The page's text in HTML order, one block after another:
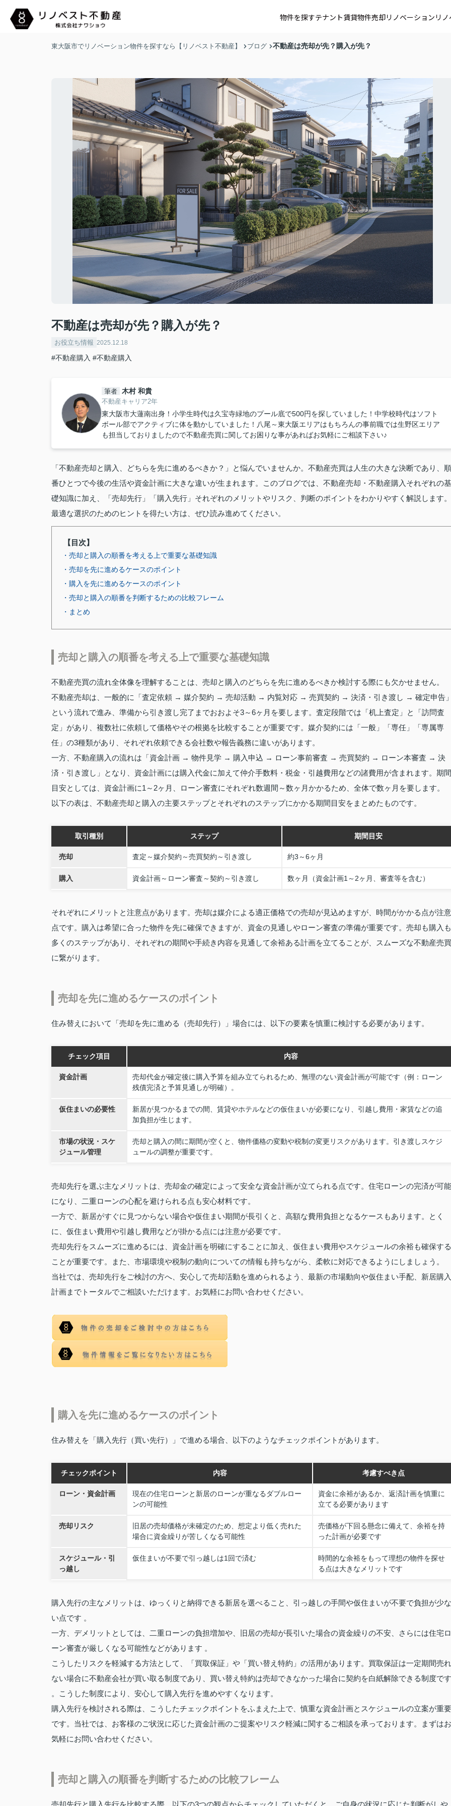
物件を探すテナント賃貸物件売却リノベーション リ
東大阪市でリノベーション物件を探すなら【リノベスト不動産】 ブログ 不動産は売却が先？購入が先？
不動産は売却が先？購入が先？
お役立ち情報 2025.12.18
#不動産購入 #不動産購入
筆者 木村 和貴
不動産キャリア2年
東大阪市大蓮南出身！小学生時代は久宝寺緑地のプール底で500円を探していました！中学校時代はソフト
ボール部でアクティブに体を動かしていました！八尾～東大阪エリアはもちろんの事前職では生野区エリア
も担当しておりましたので不動産売買に関してお困りな事があればお気軽にご相談下さい♪
「不動産売却と購入、どちらを先に進めるべきか？」と悩んでいませんか。不動産売買は人生の大きな決断であり、順
番ひとつで今後の生活や資金計画に大きな違いが生まれます。このブログでは、不動産売却・不動産購入それぞれの基
礎知識に加え、「売却先行」「購入先行」それぞれのメリットやリスク、判断のポイントをわかりやすく解説します。
最適な選択のためのヒントを得たい方は、ぜひ読み進めてください。
【目次】
・売却と購入の順番を考える上で重要な基礎知識
・売却を先に進めるケースのポイント
・購入を先に進めるケースのポイント
・売却と購入の順番を判断するための比較フレーム
・まとめ
売却と購入の順番を考える上で重要な基礎知識
不動産売買の流れ全体像を理解することは、売却と購入のどちらを先に進めるべきか検討する際にも欠かせません。
不動産売却は、一般的に「査定依頼 → 媒介契約 → 売却活動 → 内覧対応 → 売買契約 → 決済・引き渡し → 確定申告
という流れで進み、準備から引き渡し完了までおおよそ3～6ヶ月を要します。査定段階では「机上査定」と「訪問査
定」があり、複数社に依頼して価格やその根拠を比較することが重要です。媒介契約には「一般」「専任」「専属専
任」の3種類があり、それぞれ依頼できる会社数や報告義務に違いがあります。
一方、不動産購入の流れは「資金計画 → 物件見学 → 購入申込 → ローン事前審査 → 売買契約 → ローン本審査 → 決
済・引き渡し」となり、資金計画には購入代金に加えて仲介手数料・税金・引越費用などの諸費用が含まれます。期間
目安としては、資金計画に1～2ヶ月、ローン審査にそれぞれ数週間～数ヶ月かかるため、全体で数ヶ月を要します。
以下の表は、不動産売却と購入の主要ステップとそれぞれのステップにかかる期間目安をまとめたものです。
取引種別 ステップ 期間目安
売却 査定～媒介契約～売買契約～引き渡し 約3～6ヶ月
購入 資金計画～ローン審査～契約～引き渡し 数ヶ月（資金計画1～2ヶ月、審査等を含む）
それぞれにメリットと注意点があります。売却は媒介による適正価格での売却が見込めますが、時間がかかる点が注意
点です。購入は希望に合った物件を先に確保できますが、資金の見通しやローン審査の準備が重要です。売却も購入も
多くのステップがあり、それぞれの期間や手続き内容を見通して余裕ある計画を立てることが、スムーズな不動産売買
に繋がります。
売却を先に進めるケースのポイント
住み替えにおいて「売却を先に進める（売却先行）」場合には、以下の要素を慎重に検討する必要があります。
チェック項目 内容
資金計画
売却代金が確定後に購入予算を組み立てられるため、無理のない資金計画が可能です（例：ローン
残債完済と予算見通しが明確）。
仮住まいの必要性
新居が見つかるまでの間、賃貸やホテルなどの仮住まいが必要になり、引越し費用・家賃などの追
加負担が生じます。
市場の状況・スケ
ジュール管理
売却と購入の間に期間が空くと、物件価格の変動や税制の変更リスクがあります。引き渡しスケジ
ュールの調整が重要です。
売却先行を選ぶ主なメリットは、売却金の確定によって安全な資金計画が立てられる点です。住宅ローンの完済が可能
になり、二重ローンの心配を避けられる点も安心材料です。
一方で、新居がすぐに見つからない場合や仮住まい期間が長引くと、高額な費用負担となるケースもあります。とく
に、仮住まい費用や引越し費用などが掛かる点には注意が必要です。
売却先行をスムーズに進めるには、資金計画を明確にすることに加え、仮住まい費用やスケジュールの余裕も確保する
ことが重要です。また、市場環境や税制の動向についての情報も持ちながら、柔軟に対応できるようにしましょう。
当社では、売却先行をご検討の方へ、安心して売却活動を進められるよう、最新の市場動向や仮住まい手配、新居購入
計画までトータルでご相談いただけます。お気軽にお問い合わせください。
購入を先に進めるケースのポイント
住み替えを「購入先行（買い先行）」で進める場合、以下のようなチェックポイントがあります。
チェックポイント 内容 考慮すべき点
ローン・資金計画
現在の住宅ローンと新居のローンが重なるダブルロー
ンの可能性
資金に余裕があるか、返済計画を慎重に
立てる必要があります
売却リスク
旧居の売却価格が未確定のため、想定より低く売れた
場合に資金繰りが苦しくなる可能性
売価格が下回る懸念に備えて、余裕を持
った計画が必要です
スケジュール・引
っ越し
仮住まいが不要で引っ越しは1回で済む
時間的な余裕をもって理想の物件を探せ
る点は大きなメリットです
購入先行の主なメリットは、ゆっくりと納得できる新居を選べること、引っ越しの手間や仮住まいが不要で負担が少な
い点です 。
一方、デメリットとしては、二重ローンの負担増加や、旧居の売却が長引いた場合の資金繰りの不安、さらには住宅ロ
ーン審査が厳しくなる可能性などがあります 。
こうしたリスクを軽減する方法として、「買取保証」や「買い替え特約」の活用があります。買取保証は一定期間売れ
ない場合に不動産会社が買い取る制度であり、買い替え特約は売却できなかった場合に契約を白紙解除できる制度です
。こうした制度により、安心して購入先行を進めやすくなります。
購入先行を検討される際は、こうしたチェックポイントをふまえた上で、慎重な資金計画とスケジュールの立案が重要
です。当社では、お客様のご状況に応じた資金計画のご提案やリスク軽減に関するご相談を承っております。まずはお
気軽にお問い合わせください。
売却と購入の順番を判断するための比較フレーム